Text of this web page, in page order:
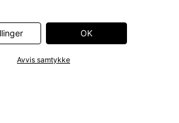
SA, Flowbox AB, Google Ireland Ltd, Hurra
ID5 Technology Ltd, Meta Platforms
Snap Group Ltd, TikTok Information
OK
Avvis samtykke